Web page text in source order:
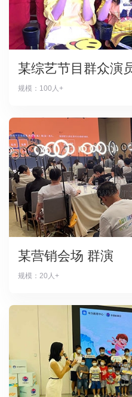
某综艺节目群众演
规模：100人+
某营销会场 群演
规模：20人+